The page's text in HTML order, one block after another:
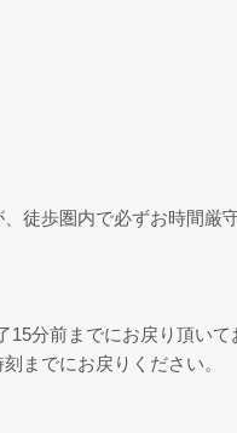
徒歩圏内で必ずお時間
分前までにお戻り頂いて
までにお戻りください。